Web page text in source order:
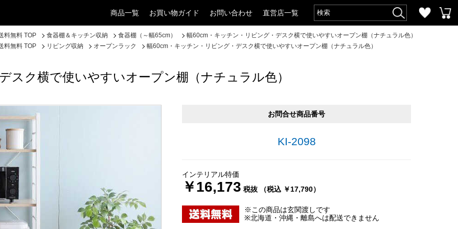
商品一覧 お買い物ガイド お問い合わせ 直営店一覧
料無料 TOP 食器棚＆キッチン収納 食器棚（～幅65cm）
幅60cm・キッチン・リビング・デスク横で使いやすいオープン棚（ナチュラル色）
料無料 TOP
リビング収納 オープンラック 幅60cm・キッチン・リビング・デスク横で使いやすいオープン棚（ナチュラル色）
スク横で使いやすいオープン棚（ナチュラル色）
お問合せ商品番号
KI-2098
インテリアル特価
￥16,173 税抜 （税込 ￥17,790）
※この商品は玄関渡しです
※北海道・沖縄・離島へは配送できません